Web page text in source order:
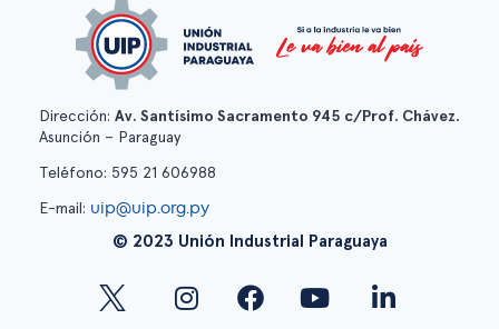
Dirección: Av. Santísimo Sacramento 945 c/Prof. Chávez.
Asunción – Paraguay
Teléfono: 595 21 606988
E-mail: uip@uip.org.py
© 2023 Unión Industrial Paraguaya